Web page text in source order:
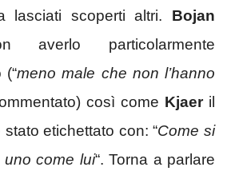
lasciati scoperti altri. Bojan
averlo particolarmente
(“meno male che non l’hanno
così come Kjaeril
etichettato con: “Come si
come lui“. Torna a parlare